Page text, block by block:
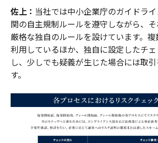
佐上： 当社では中小企業庁のガイドラ
関の自主規制ルールを遵守しながら、
厳格な独自のルールを設けています。
利用しているほか、独自に設定したチ
し、少しでも疑義が生じた場合には取
す。